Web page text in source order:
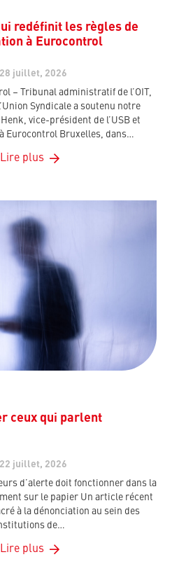
redéfinit les règles de
à Eurocontrol
28 juillet, 2026
– Tribunal administratif de l’OIT,
Syndicale a soutenu notre
vice-président de l’USB et
Eurocontrol Bruxelles, dans…
Lire plus
ceux qui parlent
22 juillet, 2026
d’alerte doit fonctionner dans la
sur le papier Un article récent
à la dénonciation au sein des
de…
Lire plus